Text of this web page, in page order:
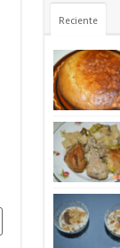
Reciente